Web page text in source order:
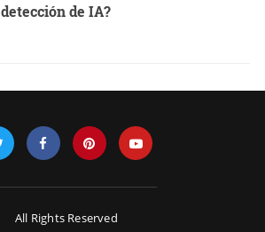
detección de IA?
All Rights Reserved